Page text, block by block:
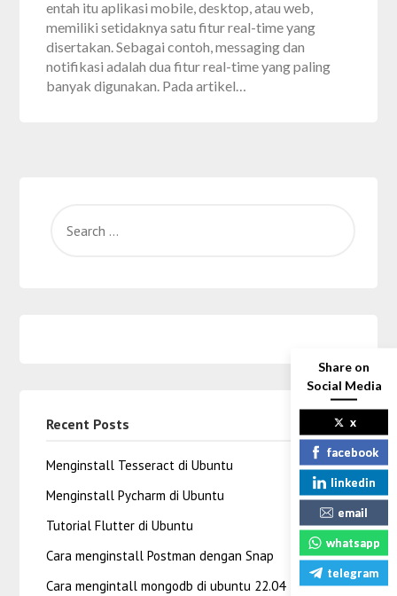
entah itu aplikasi mobile, desktop, atau web,
memiliki setidaknya satu fitur real-time yang
disertakan. Sebagai contoh, messaging dan
notifikasi adalah dua fitur real-time yang paling
banyak digunakan. Pada artikel…
Recent Posts
Menginstall Tesseract di Ubuntu
Menginstall Pycharm di Ubuntu
Tutorial Flutter di Ubuntu
Cara menginstall Postman dengan Snap
Cara mengintall mongodb di ubuntu 22.04
Share on
Social Media
x
facebook
linkedin
email
whatsapp
telegram